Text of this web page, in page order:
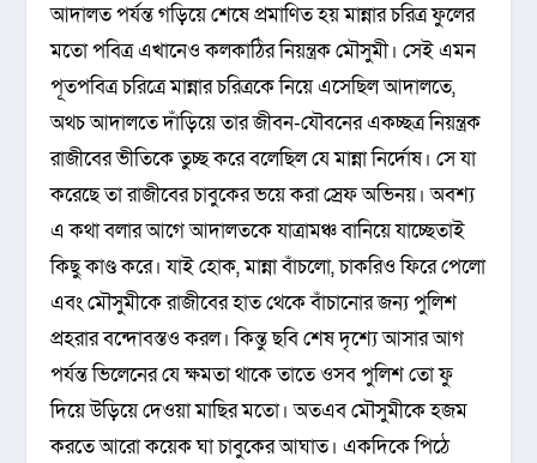
আদালত পর্যন্ত গড়িয়ে শেষে প্রমাণিত হয় মান্নার চরিত্র ফুলের
মতো পবিত্র এখানেও কলকাঠির নিয়ন্ত্রক মৌসুমী। সেই এমন
পূতপবিত্র চরিত্রে মান্নার চরিত্রকে নিয়ে এসেছিল আদালতে,
অথচ আদালতে দাঁড়িয়ে তার জীবন-যৌবনের একচ্ছত্র নিয়ন্ত্রক
রাজীবের ভীতিকে তুচ্ছ করে বলেছিল যে মান্না নির্দোষ। সে যা
করেছে তা রাজীবের চাবুকের ভয়ে করা স্রেফ অভিনয়। অবশ্য
এ কথা বলার আগে আদালতকে যাত্রামঞ্চ বানিয়ে যাচ্ছেতাই
কিছু কাণ্ড করে। যাই হোক, মান্না বাঁচলো, চাকরিও ফিরে পেলো
এবং মৌসুমীকে রাজীবের হাত থেকে বাঁচানোর জন্য পুলিশ
প্রহরার বন্দোবস্তও করল। কিন্তু ছবি শেষ দৃশ্যে আসার আগ
পর্যন্ত ভিলেনের যে ক্ষমতা থাকে তাতে ওসব পুলিশ তো ফু
দিয়ে উড়িয়ে দেওয়া মাছির মতো। অতএব মৌসুমীকে হজম
করতে আরো কয়েক ঘা চাবুকের আঘাত। একদিকে পিঠে